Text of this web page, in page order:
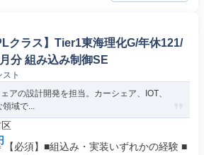
クラス】Tier1東海理化G/年休121/
分 組み込み制御SE
ト
アの設計開発を担当。カーシェア、IOT、
領域で...
【必須】■組込み・実装いずれかの経験 ■